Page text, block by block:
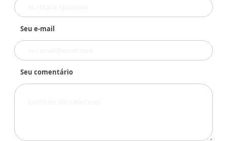
Seu e-mail
Seu comentário